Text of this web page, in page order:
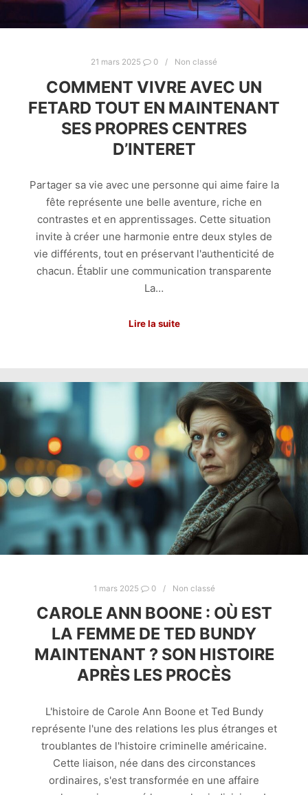
21 mars 2025 0 Non classé
COMMENT VIVRE AVEC UN
FETARD TOUT EN MAINTENANT
SES PROPRES CENTRES
D’INTERET
Partager sa vie avec une personne qui aime faire la
fête représente une belle aventure, riche en
contrastes et en apprentissages. Cette situation
invite à créer une harmonie entre deux styles de
vie différents, tout en préservant l'authenticité de
chacun. Établir une communication transparente
La…
Lire la suite
1 mars 2025 0 Non classé
CAROLE ANN BOONE : OÙ EST
LA FEMME DE TED BUNDY
MAINTENANT ? SON HISTOIRE
APRÈS LES PROCÈS
L'histoire de Carole Ann Boone et Ted Bundy
représente l'une des relations les plus étranges et
troublantes de l'histoire criminelle américaine.
Cette liaison, née dans des circonstances
ordinaires, s'est transformée en une affaire